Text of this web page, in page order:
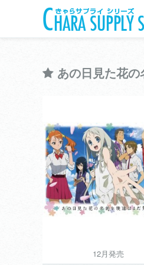
あの日見た花
12月発売
きゃらスリーブコレクションデ
あの日見た花の名前
はまだ知らない
View more
12月発売